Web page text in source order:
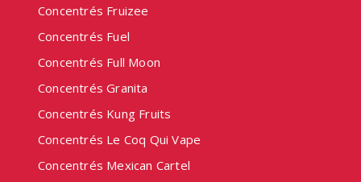
Concentrés Fruizee
Concentrés Fuel
Concentrés Full Moon
Concentrés Granita
Concentrés Kung Fruits
Concentrés Le Coq Qui Vape
Concentrés Mexican Cartel